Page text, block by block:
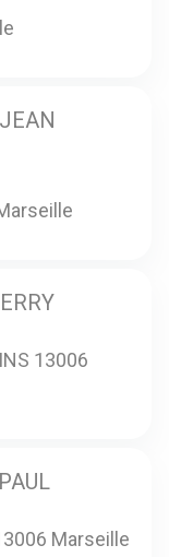
13006
Marseille